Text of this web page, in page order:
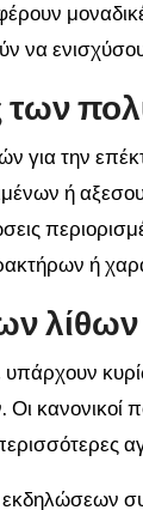
να
των
για την
ή
ή
λίθων
Οι κανονικοί
εκδηλώσεων